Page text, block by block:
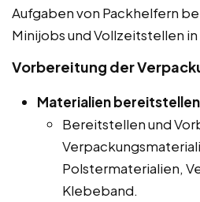
Aufgaben von Packhelfern
Minijobs und Vollzeitstellen in
Vorbereitung der
Materialien
Bereitstellen und
Polstermaterialien,
Klebeband.